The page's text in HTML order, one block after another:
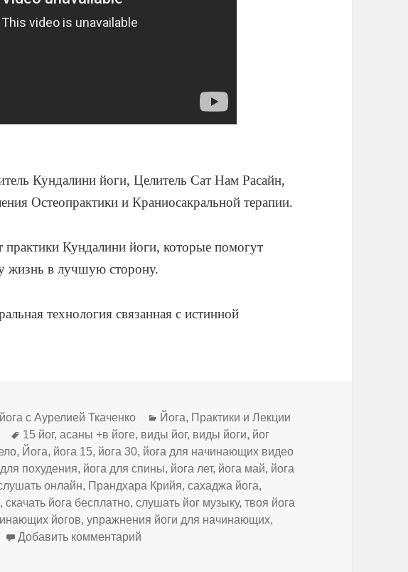
Кундалини йоги, Целитель Сат Нам Расайн,
Остеопрактики и Краниосакральной терапии.
практики Кундалини йоги, которые помогут
жизнь в лучшую сторону.
технология связанная с истинной
с Аурелией Ткаченко Рубрики
Йога, Практики и Лекции
Метки
15 йог,асаны +в йоге, виды йог, виды йоги, йог
, Йога, йога 15, йога 30, йога для начинающих видео
похудения, йога для спины, йога лет, йога май, йога
онлайн, Прандхара Крийя,сахаджа йога,
,скачать йога бесплатно,слушать йог музыку,твоя йога
йогов,упражнения йоги для начинающих,
Добавить комментарий